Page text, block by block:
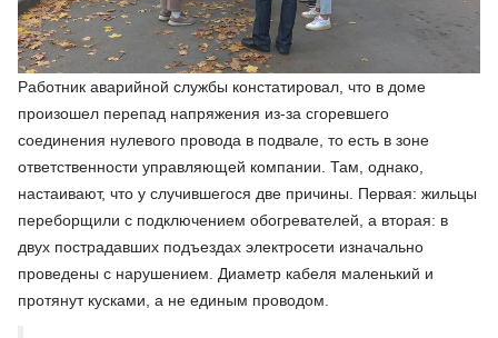
Работник аварийной службы констатировал, что в доме
произошел перепад напряжения из-за сгоревшего
соединения нулевого провода в подвале, то есть в зоне
ответственности управляющей компании. Там, однако,
настаивают, что у случившегося две причины. Первая: жильцы
переборщили с подключением обогревателей, а вторая: в
двух пострадавших подъездах электросети изначально
проведены с нарушением. Диаметр кабеля маленький и
протянут кусками, а не единым проводом.